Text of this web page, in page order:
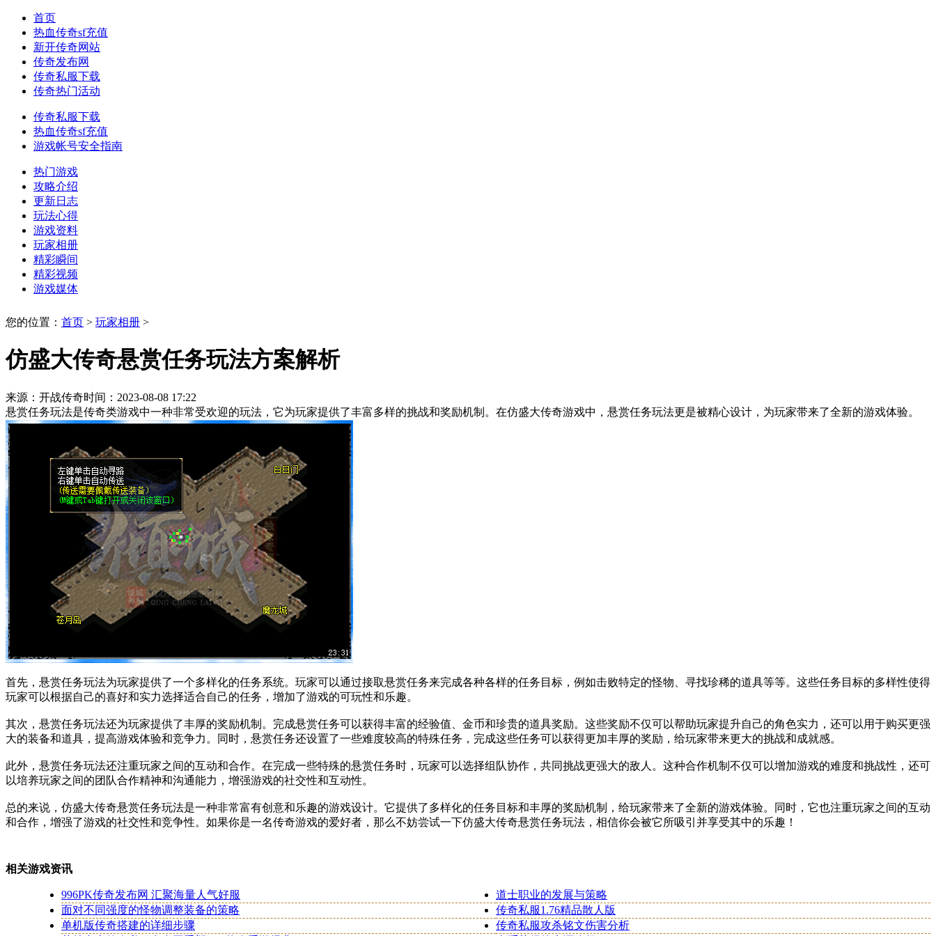
首页
热血传奇sf充值
新开传奇网站
传奇发布网
传奇私服下载
传奇热门活动
传奇私服下载
热血传奇sf充值
游戏帐号安全指南
热门游戏
攻略介绍
更新日志
玩法心得
游戏资料
玩家相册
精彩瞬间
精彩视频
游戏媒体
您的位置： 首页 > 玩家相册 >
仿盛大传奇悬赏任务玩法方案解析
来源：开战传奇时间：2023-08-08 17:22
悬赏任务玩法是传奇类游戏中一种非常受欢迎的玩法，它为玩家提供了丰富多样的挑战和奖励机制。在仿盛大传奇游戏中，悬赏任务玩法更是被精心设计，为玩家带来了全新的游戏体验。
首先，悬赏任务玩法为玩家提供了一个多样化的任务系统。玩家可以通过接取悬赏任务来完成各种各样的任务目标，例如击败特定的怪物、寻找珍稀的道具等等。这些任务目标的多样性使得
玩家可以根据自己的喜好和实力选择适合自己的任务，增加了游戏的可玩性和乐趣。
其次，悬赏任务玩法还为玩家提供了丰厚的奖励机制。完成悬赏任务可以获得丰富的经验值、金币和珍贵的道具奖励。这些奖励不仅可以帮助玩家提升自己的角色实力，还可以用于购买更强
大的装备和道具，提高游戏体验和竞争力。同时，悬赏任务还设置了一些难度较高的特殊任务，完成这些任务可以获得更加丰厚的奖励，给玩家带来更大的挑战和成就感。
此外，悬赏任务玩法还注重玩家之间的互动和合作。在完成一些特殊的悬赏任务时，玩家可以选择组队协作，共同挑战更强大的敌人。这种合作机制不仅可以增加游戏的难度和挑战性，还可
以培养玩家之间的团队合作精神和沟通能力，增强游戏的社交性和互动性。
总的来说，仿盛大传奇悬赏任务玩法是一种非常富有创意和乐趣的游戏设计。它提供了多样化的任务目标和丰厚的奖励机制，给玩家带来了全新的游戏体验。同时，它也注重玩家之间的互动
和合作，增强了游戏的社交性和竞争性。如果你是一名传奇游戏的爱好者，那么不妨尝试一下仿盛大传奇悬赏任务玩法，相信你会被它所吸引并享受其中的乐趣！
相关游戏资讯
996PK传奇发布网 汇聚海量人气好服
道士职业的发展与策略
面对不同强度的怪物调整装备的策略
传奇私服1.76精品散人版
单机版传奇搭建的详细步骤
传奇私服攻杀铭文伤害分析